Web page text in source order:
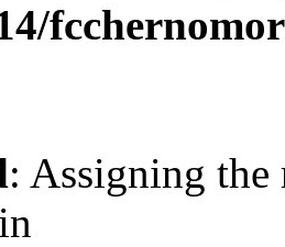
: Assigning the